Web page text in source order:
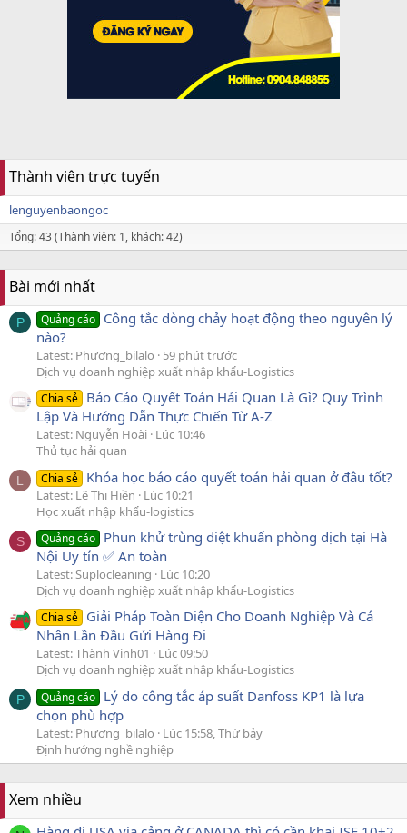
Thành viên trực tuyến
lenguyenbaongoc
Tổng: 43 (Thành viên: 1, khách: 42)
Bài mới nhất
P Quảng cáo Công tắc dòng chảy hoạt động theo nguyên lý
nào?
Latest: Phương_bilalo
59 phút trước
Dịch vụ doanh nghiệp xuất nhập khẩu-Logistics
Chia sẻ Báo Cáo Quyết Toán Hải Quan Là Gì? Quy Trình
Lập Và Hướng Dẫn Thực Chiến Từ A-Z
Latest: Nguyễn Hoài Lúc 10:46
Thủ tục hải quan
L Chia sẻ Khóa học báo cáo quyết toán hải quan ở đâu tốt?
Latest: Lê Thị Hiền
Lúc 10:21
Học xuất nhập khẩu-logistics
S Quảng cáo Phun khử trùng diệt khuẩn phòng dịch tại Hà
Nội Uy tín ✅ An toàn
Latest: Suplocleaning
Lúc 10:20
Dịch vụ doanh nghiệp xuất nhập khẩu-Logistics
Chia sẻ Giải Pháp Toàn Diện Cho Doanh Nghiệp Và Cá
Nhân Lần Đầu Gửi Hàng Đi
Latest: Thành Vinh01
Lúc 09:50
Dịch vụ doanh nghiệp xuất nhập khẩu-Logistics
P Quảng cáo Lý do công tắc áp suất Danfoss KP1 là lựa
chọn phù hợp
Latest: Phương_bilalo
Lúc 15:58, Thứ bảy
Định hướng nghề nghiệp
Xem nhiều